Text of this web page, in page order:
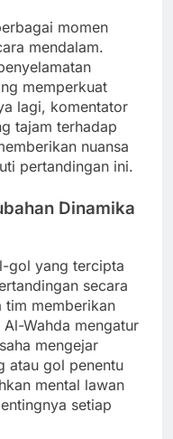
momen
mendalam.
memperkuat
lagi, komentator
tajam terhadap
nuansa
pertandingan ini.
Dinamika
gol yang tercipta
secara
tim memberikan
Wahda mengatur
mengejar
atau gol penentu
mental lawan
setiap